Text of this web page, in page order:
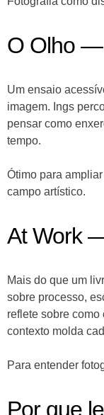
O Olho —
Um ensaio
imagem. Ings
pensar como
tempo.
Ótimo para
campo artístico.
At Work
Mais do que um
sobre processo,
reflete sobre
contexto molda
Para entender
Por que